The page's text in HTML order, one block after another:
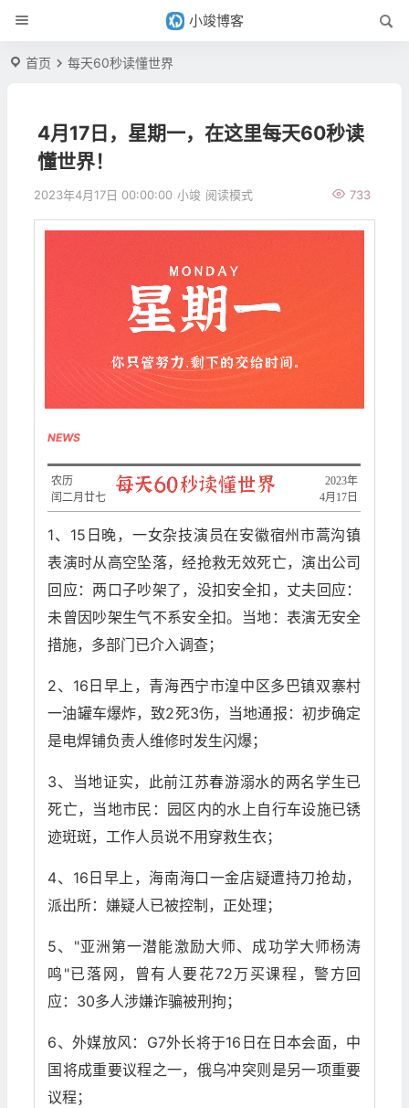
小竣博客
首页 每天60秒读懂世界
4月17日，星期一，在这里每天60秒读
懂世界！
2023年4月17日 00:00:00 小竣 733
阅读模式
NEWS
2023年
4月17日
农历
闰二月廿七
1、15日晚，一女杂技演员在安徽宿州市蒿沟镇
表演时从高空坠落，经抢救无效死亡，演出公司
回应：两口子吵架了，没扣安全扣，丈夫回应：
未曾因吵架生气不系安全扣。当地：表演无安全
措施，多部门已介入调查；
2、16日早上，青海西宁市湟中区多巴镇双寨村
一油罐车爆炸，致2死3伤，当地通报：初步确定
是电焊铺负责人维修时发生闪爆；
3、当地证实，此前江苏春游溺水的两名学生已
死亡，当地市民：园区内的水上自行车设施已锈
迹斑斑，工作人员说不用穿救生衣；
4、16日早上，海南海口一金店疑遭持刀抢劫，
派出所：嫌疑人已被控制，正处理；
5、"亚洲第一潜能激励大师、成功学大师杨涛
鸣"已落网，曾有人要花72万买课程，警方回
应：30多人涉嫌诈骗被刑拘；
6、外媒放风：G7外长将于16日在日本会面，中
国将成重要议程之一，俄乌冲突则是另一项重要
议程；